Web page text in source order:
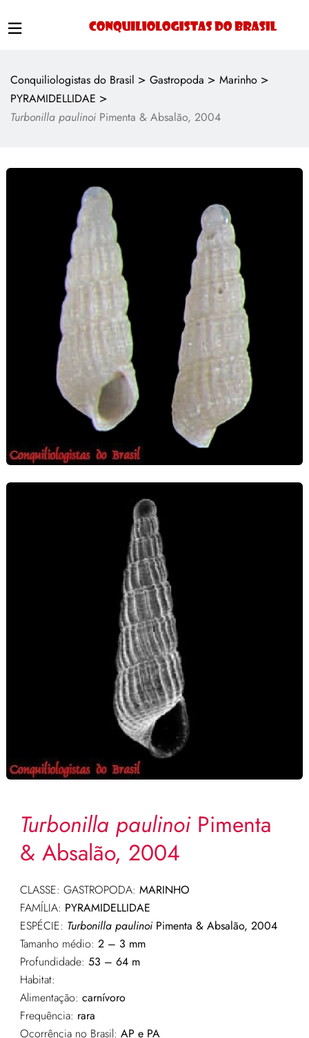
Conquiliologistas do Brasil > Gastropoda > Marinho >
PYRAMIDELLIDAE >
Turbonilla paulinoi Pimenta & Absalão, 2004
Turbonilla paulinoiPimenta
& Absalão, 2004
CLASSE: GASTROPODA: MARINHO
FAMÍLIA: PYRAMIDELLIDAE
ESPÉCIE: Turbonilla paulinoiPimenta & Absalão, 2004
Tamanho médio: 2 – 3 mm
Profundidade: 53 – 64 m
Habitat:
Alimentação: carnívoro
Frequência: rara
Ocorrência no Brasil: AP e PA